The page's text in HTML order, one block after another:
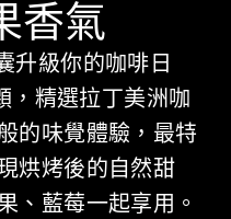
香氣​
升級你的咖啡日
，精選拉丁美洲咖
的味覺體驗，最特
烘烤後的自然甜
、藍莓一起享用。​